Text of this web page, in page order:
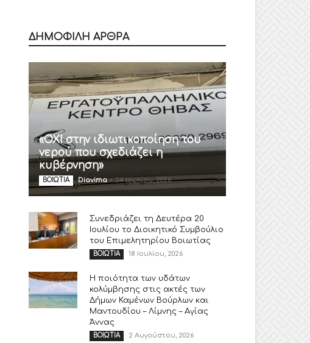
ΔΗΜΟΦΙΛΗ ΑΡΘΡΑ
«ΟΧΙ στην ιδιωτικοποίηση του
νερού που σχεδιάζει η
κυβέρνηση»
ΒΟΙΩΤΙΑ Diavima - 24 Ιουλίου, 2026
Συνεδριάζει τη Δευτέρα 20
Ιουλίου το Διοικητικό Συμβούλιο
του Επιμελητηρίου Βοιωτίας
ΒΟΙΩΤΙΑ 18 Ιουλίου, 2026
Η ποιότητα των υδάτων
κολύμβησης στις ακτές των
Δήμων Καμένων Βούρλων και
Μαντουδίου – Λίμνης – Αγίας
Άννας
ΒΟΙΩΤΙΑ 2 Αυγούστου, 2026